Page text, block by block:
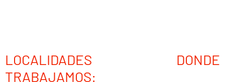
LOCALIDADES DONDE
TRABAJAMOS: